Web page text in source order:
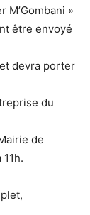
M’Gombani »
être envoyé
devra porter
du
de